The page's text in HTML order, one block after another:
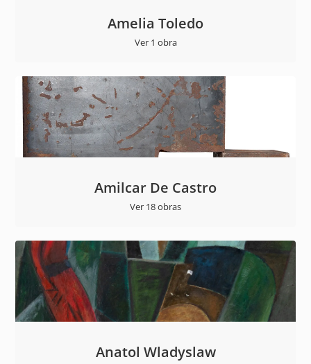
Amelia Toledo
Ver 1 obra
Amilcar De Castro
Ver 18 obras
Anatol Wladyslaw